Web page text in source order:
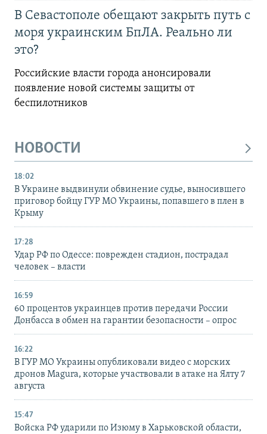
В Севастополе обещают закрыть путь с
моря украинским БпЛА. Реально ли
это?
Российские власти города анонсировали
появление новой системы защиты от
беспилотников
НОВОСТИ
18:02
В Украине выдвинули обвинение судье, выносившего
приговор бойцу ГУР МО Украины, попавшего в плен в
Крыму
17:28
Удар РФ по Одессе: поврежден стадион, пострадал
человек – власти
16:59
60 процентов украинцев против передачи России
Донбасса в обмен на гарантии безопасности – опрос
16:22
В ГУР МО Украины опубликовали видео с морских
дронов Magura, которые участвовали в атаке на Ялту 7
августа
15:47
Войска РФ ударили по Изюму в Харьковской области,